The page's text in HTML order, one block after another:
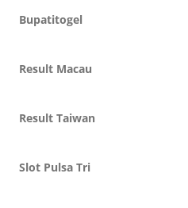
Bupatitogel
Result Macau
Result Taiwan
Slot Pulsa Tri